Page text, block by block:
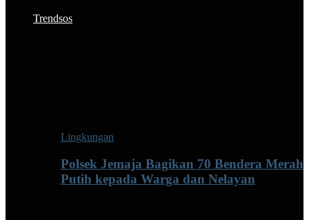
Trendsos
Lingkungan
Polsek Jemaja Bagikan 70 Bendera Merah
Putih kepada Warga dan Nelayan